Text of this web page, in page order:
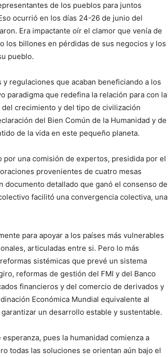
de los pueblos para juntos
ocurrió en los días 24-26 de junio del
Era impactante oír el clamor que venía de
los billones en pérdidas de sus negocios y los
pueblo.
regulaciones que acaban beneficiando a los
paradigma que redefina la relación para con la
crecimiento y del tipo de civilización
del Bien Común de la Humanidad y de
de la vida en este pequeño planeta.
una comisión de expertos, presidida por el
provenientes de cuatro mesas
documento detallado que ganó el consenso de
facilitó una convergencia colectiva, una
para apoyar a los países más vulnerables
articuladas entre si. Pero lo más
sistémicas que prevé un sistema
reformas de gestión del FMI y del Banco
financieros y del comercio de derivados y
Económica Mundial equivalente al
un desarrollo estable y sustentable.
pues la humanidad comienza a
todas las soluciones se orientan aún bajo el